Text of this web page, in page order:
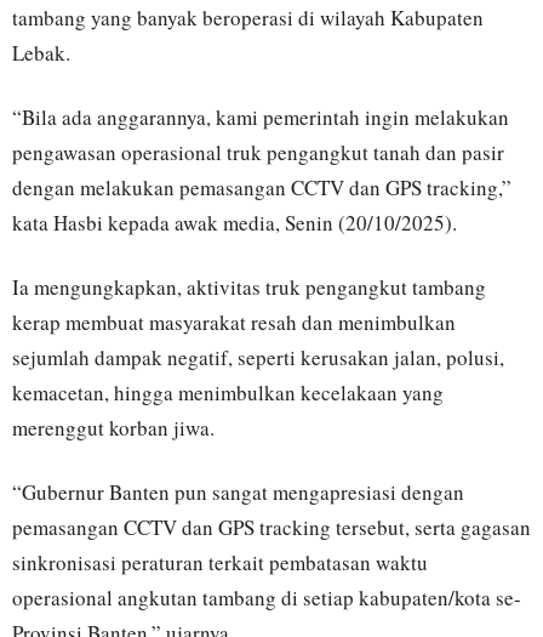
tambang yang banyak beroperasi di wilayah Kabupaten
Lebak.
“Bila ada anggarannya, kami pemerintah ingin melakukan
pengawasan operasional truk pengangkut tanah dan pasir
dengan melakukan pemasangan CCTV dan GPS tracking,”
kata Hasbi kepada awak media, Senin (20/10/2025).
Ia mengungkapkan, aktivitas truk pengangkut tambang
kerap membuat masyarakat resah dan menimbulkan
sejumlah dampak negatif, seperti kerusakan jalan, polusi,
kemacetan, hingga menimbulkan kecelakaan yang
merenggut korban jiwa.
“Gubernur Banten pun sangat mengapresiasi dengan
pemasangan CCTV dan GPS tracking tersebut, serta gagasan
sinkronisasi peraturan terkait pembatasan waktu
operasional angkutan tambang di setiap kabupaten/kota se-